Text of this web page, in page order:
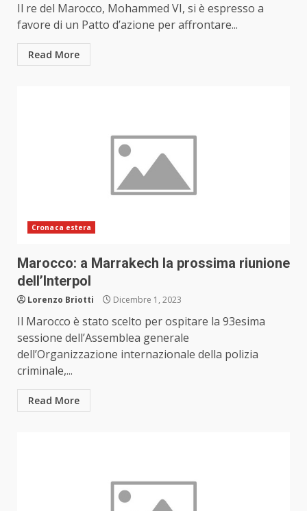
Il re del Marocco, Mohammed VI, si è espresso a
favore di un Patto d’azione per affrontare...
Read More
Cronaca estera
Marocco: a Marrakech la prossima riunione
dell’Interpol
Lorenzo Briotti Dicembre 1, 2023
Il Marocco è stato scelto per ospitare la 93esima
sessione dell’Assemblea generale
dell’Organizzazione internazionale della polizia
criminale,...
Read More